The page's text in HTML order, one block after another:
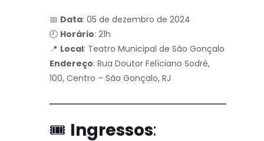
📅 Data: 05 de dezembro de 2024
🕘 Horário: 21h
📍 Local: Teatro Municipal de São Gonçalo
Endereço: Rua Doutor Felíciano Sodré,
100, Centro – São Gonçalo, RJ
🎟️ Ingressos: